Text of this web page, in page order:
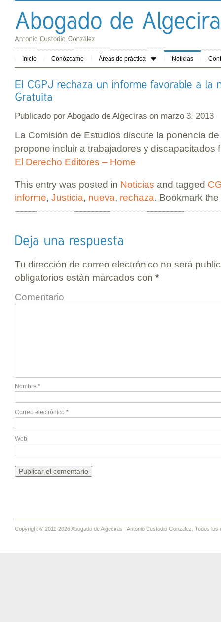
Inicio Conózcame Áreas de práctica Noticias
Publicado por Abogado de Algeciras on marzo 3,
La Comisión de Estudios discute la ponencia
propone incluir a trabajadores y discapacitados
El Derecho Editores – Home
This entry was posted in Noticias and tagged
informe, Justicia, nueva, rechaza. Bookmark the
Tu dirección de correo electrónico no será
obligatorios están marcados con *
Comentario
Nombre *
Correo electrónico *
Web
Copyright © 2011-2026 Abogado de Algeciras | Antonio Custodio González. Todos